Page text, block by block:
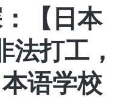
【日本
法打工，
语学校